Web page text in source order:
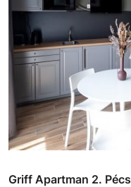
Griff Apartman 2. Pécs